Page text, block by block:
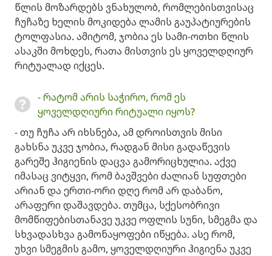
წლის მოზარდებს ვნახულობ, რომლებისთვისაც
ჩუჩაზე ხელის მოკიდება ლამის გაუპატიურების
ტოლფასია. ამიტომ, ჯობია ეს სამი-ოთხი წლის
ასაკში მოხდეს, რათა მისთვის ეს ყოველდღიურ
რიტუალად იქცეს. ​
- რატომ არის საჭირო, რომ ეს
ყოველდღიური რიტუალი იყოს? ​
- თუ ჩუჩა არ იხსნება, ამ დროისთვის მისი
გახსნა უკვე ჯობია, რადგან მისი გადაწევის
გარეშე ჰიგიენის დაცვა გამორიცხულია. აქვე
იმასაც ვიტყვი, რომ ბავშვები ძალიან სუფთები
არიან და ერთი-ორი დღე რომ არ დაბანო,
არაფერი დაშავდება. თუმცა, სქესობრივი
მომწიფებისთანავე უკვე ოფლის სუნი, სმეგმა და
სხვადასხვა გამონაყოფები იწყება. ასე რომ,
უხვი სმეგმის გამო, ყოველდღიური ჰიგიენა უკვე